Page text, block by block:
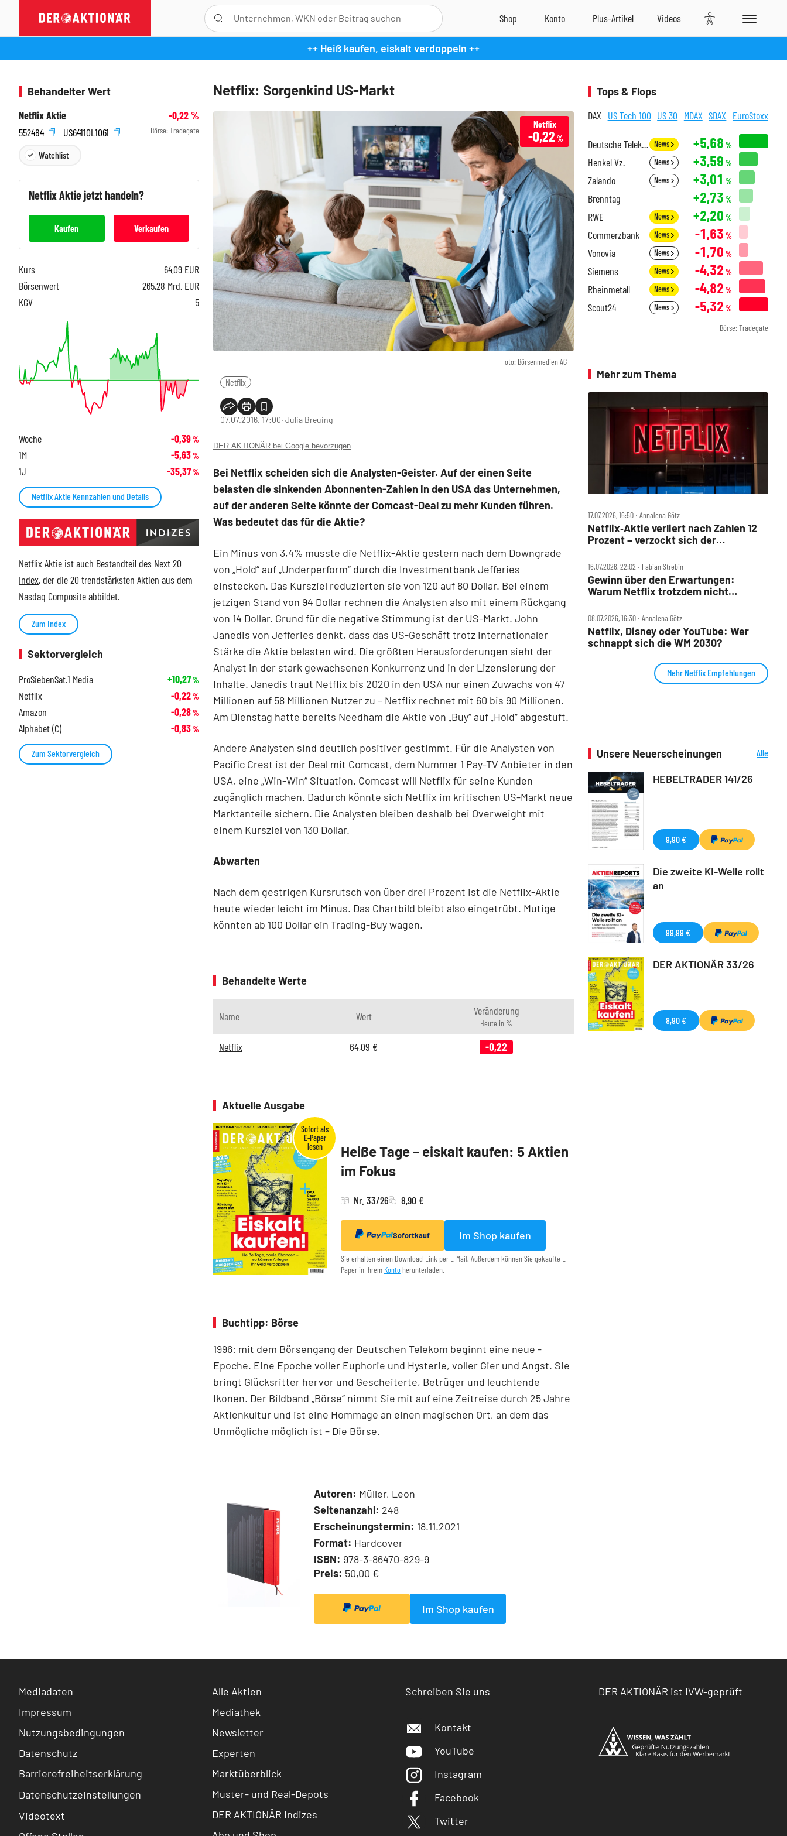
++ Heiß kaufen, eiskalt verdoppeln ++
Netflix: Sorgenkind US-Markt
Foto: Börsenmedien AG
Netflix
-0,22%
Netflix
07.07.2016, 17:00‧ Julia Breuing
DER AKTIONÄR bei Google bevorzugen
Bei Netflix scheiden sich die Analysten-Geister. Auf der einen Seite
belasten die sinkenden Abonnenten-Zahlen in den USA das Unternehmen,
auf der anderen Seite könnte der Comcast-Deal zu mehr Kunden führen.
Was bedeutet das für die Aktie?
Ein Minus von 3,4% musste die Netflix-Aktie gestern nach dem Downgrade
von „Hold“ auf „Underperform“ durch die Investmentbank Jefferies
einstecken. Das Kursziel reduzierten sie von 120 auf 80 Dollar. Bei einem
jetzigen Stand von 94 Dollar rechnen die Analysten also mit einem Rückgang
von 14 Dollar. Grund für die negative Stimmung ist der US-Markt. John
Janedis von Jefferies denkt, dass das US-Geschäft trotz internationaler
Stärke die Aktie belasten wird. Die größten Herausforderungen sieht der
Analyst in der stark gewachsenen Konkurrenz und in der Lizensierung der
Inhalte. Janedis traut Netflix bis 2020 in den USA nur einen Zuwachs von 47
Millionen auf 58 Millionen Nutzer zu – Netflix rechnet mit 60 bis 90 Millionen.
Am Dienstag hatte bereits Needham die Aktie von „Buy“ auf „Hold“ abgestuft.
Andere Analysten sind deutlich positiver gestimmt. Für die Analysten von
Pacific Crest ist der Deal mit Comcast, dem Nummer 1 Pay-TV Anbieter in den
USA, eine „Win-Win“ Situation. Comcast will Netflix für seine Kunden
zugänglich machen. Dadurch könnte sich Netflix im kritischen US-Markt neue
Marktanteile sichern. Die Analysten bleiben deshalb bei Overweight mit
einem Kursziel von 130 Dollar.
Abwarten
Nach dem gestrigen Kursrutsch von über drei Prozent ist die Netflix-Aktie
heute wieder leicht im Minus. Das Chartbild bleibt also eingetrübt. Mutige
könnten ab 100 Dollar ein Trading-Buy wagen.
Behandelte Werte
Name Wert Veränderung
Heute in %
Netflix 64,09 € -0,22
Aktuelle Ausgabe
Heiße Tage – eiskalt kaufen: 5 Aktien
im Fokus
Nr. 33/26 8,90 €
Sofortkauf Im Shop kaufen
Sie erhalten einen Download-Link per E-Mail. Außerdem können Sie gekaufte E-
Paper in Ihrem Konto herunterladen.
Buchtipp: Börse
1996: mit dem ­Börsen­­gang der Deutschen Telekom ­beginnt eine neue ­
Epoche. Eine Epoche voller ­Euphorie und Hysterie, ­voller Gier und Angst. Sie
bringt Glücksritter ­hervor und ­Gescheiterte, ­Betrüger und leuchtende
Ikonen. Der Bildband ­„Börse“ nimmt Sie mit auf eine Zeit­reise durch 25 Jahre
Aktienkultur und ist eine Hommage an ­einen ­magischen Ort, an dem das
Unmögliche ­möglich ist – Die Börse.
Autoren: Müller, Leon
Seitenanzahl: 248
Erscheinungstermin: 18.11.2021
Format: Hardcover
ISBN: 978-3-86470-829-9
Preis: 50,00 €
Im Shop kaufen
Behandelter Wert
Netflix Aktie
-0,22%
552484
US64110L1061 Börse: Tradegate
Watchlist
NetflixAktie jetzt handeln?
Kaufen Verkaufen
Kurs 64,09 EUR
Börsenwert
265,28 Mrd. EUR
KGV
5
Woche -0,39%
1M -5,63%
1J -35,37%
Netflix Aktie Kennzahlen und Details
Netflix Aktie ist auch Bestandteil des Next 20
Index, der die 20 trendstärksten Aktien aus dem
Nasdaq Composite abbildet.
Zum Index
Sektorvergleich
ProSiebenSat.1 Media
+10,27%
Netflix -0,22%
Amazon -0,28%
Alphabet (C) -0,83%
Zum Sektorvergleich
Tops & Flops
DAX US Tech 100 US 30 MDAX SDAX EuroStoxx
Deutsche Telekom News +5,68 %
Henkel Vz. News +3,59 %
Zalando News +3,01 %
Brenntag +2,73 %
RWE News +2,20 %
Commerzbank News -1,63 %
Vonovia News -1,70 %
Siemens News -4,32 %
Rheinmetall News -4,82 %
Scout24 News -5,32 %
Börse: Tradegate
Mehr zum Thema
17.07.2026, 16:50 ‧ Annalena Götz
Netflix‑Aktie verliert nach Zahlen 12
Prozent – verzockt sich der
16.07.2026, 22:02 ‧ Fabian Strebin
Gewinn über den Erwartungen:
Warum Netflix trotzdem nicht
08.07.2026, 16:30 ‧ Annalena Götz
Netflix, Disney oder YouTube: Wer
schnappt sich die WM 2030?
Mehr Netflix Empfehlungen
Unsere Neuerscheinungen
Alle
HEBELTRADER 141/26
9,90 €
Die zweite KI-Welle rollt
an
99,99 €
DER AKTIONÄR 33/26
8,90 €
Mediadaten
Impressum
Nutzungsbedingungen
Datenschutz
Barrierefreiheitserklärung
Datenschutzeinstellungen
Videotext
Alle Aktien
Mediathek
Newsletter
Experten
Marktüberblick
Muster- und Real-Depots
DER AKTIONÄR Indizes
Schreiben Sie uns
Kontakt
YouTube
Instagram
Facebook
Twitter
DER AKTIONÄR ist IVW-geprüft